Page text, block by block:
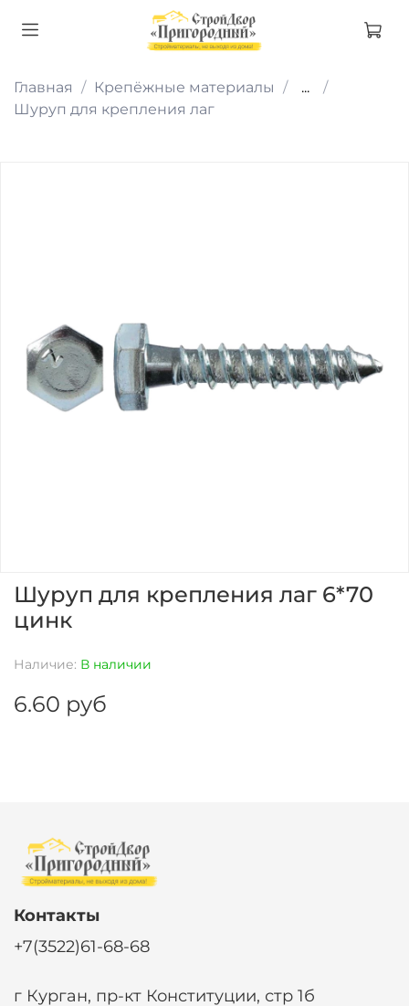
Главная Крепёжные материалы
...
Шуруп для крепления лаг
Наличие: В наличии
Шуруп для крепления лаг 6*70
цинк
6.60 руб
Контакты
+7(3522)61-68-68
г Курган, пр-кт Конституции, стр 1б